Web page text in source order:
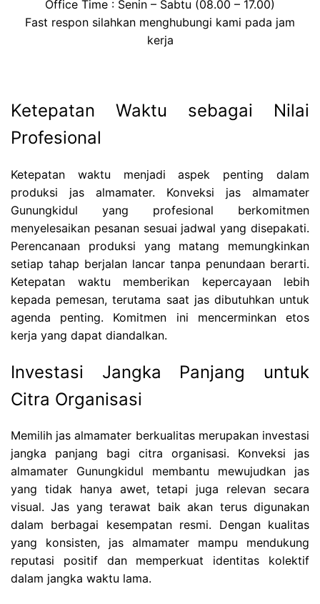
Office Time : Senin – Sabtu (08.00 – 17.00)
Fast respon silahkan menghubungi kami pada jam
kerja
Ketepatan Waktu sebagai Nilai
Profesional
Ketepatan waktu menjadi aspek penting dalam
produksi jas almamater. Konveksi jas almamater
Gunungkidul yang profesional berkomitmen
menyelesaikan pesanan sesuai jadwal yang disepakati.
Perencanaan produksi yang matang memungkinkan
setiap tahap berjalan lancar tanpa penundaan berarti.
Ketepatan waktu memberikan kepercayaan lebih
kepada pemesan, terutama saat jas dibutuhkan untuk
agenda penting. Komitmen ini mencerminkan etos
kerja yang dapat diandalkan.
Investasi Jangka Panjang untuk
Citra Organisasi
Memilih jas almamater berkualitas merupakan investasi
jangka panjang bagi citra organisasi. Konveksi jas
almamater Gunungkidul membantu mewujudkan jas
yang tidak hanya awet, tetapi juga relevan secara
visual. Jas yang terawat baik akan terus digunakan
dalam berbagai kesempatan resmi. Dengan kualitas
yang konsisten, jas almamater mampu mendukung
reputasi positif dan memperkuat identitas kolektif
dalam jangka waktu lama.